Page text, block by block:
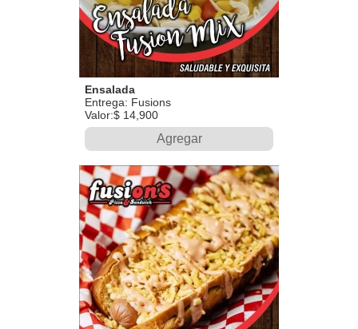
Ensalada
Entrega: Fusions
Valor:$ 14,900
Agregar